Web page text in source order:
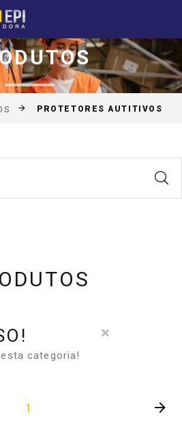
PROTETORES AUTITIVOS
×
categoria!
1